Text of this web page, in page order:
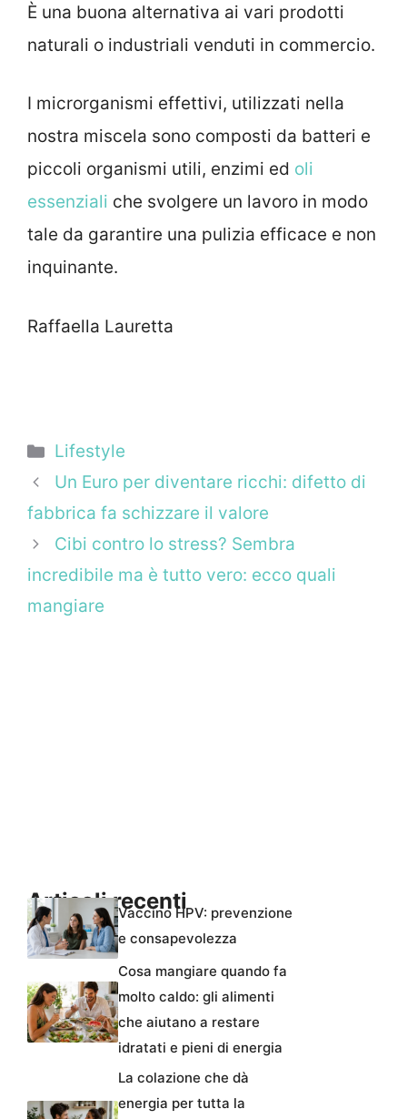
È una buona alternativa ai vari prodotti
naturali o industriali venduti in commercio.
I microrganismi effettivi, utilizzati nella
nostra miscela sono composti da batteri e
piccoli organismi utili, enzimi ed oli
essenziali che svolgere un lavoro in modo
tale da garantire una pulizia efficace e non
inquinante.
Raffaella Lauretta
Categorie
Lifestyle
Un Euro per diventare ricchi: difetto di
fabbrica fa schizzare il valore
Cibi contro lo stress? Sembra
incredibile ma è tutto vero: ecco quali
mangiare
Articoli recentiVaccino HPV: prevenzione
e consapevolezza
Cosa mangiare quando fa
molto caldo: gli alimenti
che aiutano a restare
idratati e pieni di energia
La colazione che dà
energia per tutta la